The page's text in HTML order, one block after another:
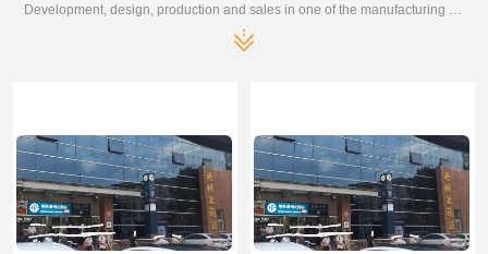
Development, design, production and sales in one of the manufacturing enterprises